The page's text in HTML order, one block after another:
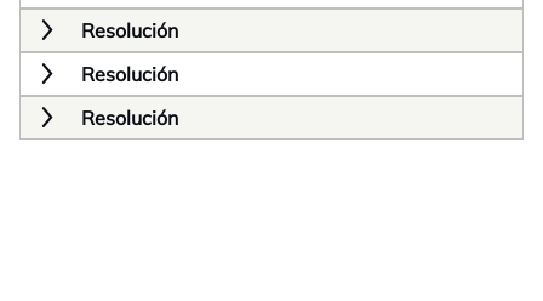
Resolución
Resolución
Resolución